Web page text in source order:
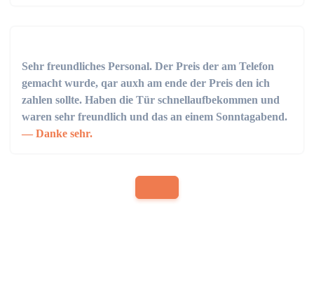
Sehr freundliches Personal. Der Preis der am Telefon
gemacht wurde, qar auxh am ende der Preis den ich
zahlen sollte. Haben die Tür schnellaufbekommen und
waren sehr freundlich und das an einem Sonntagabend.
Danke sehr.